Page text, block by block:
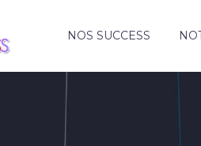
NOS SUCCESS